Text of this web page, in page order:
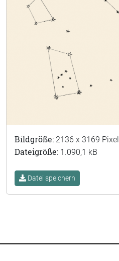
Bildgröße: 2136 x 3169 Pixel
Dateigröße: 1.090,1 kB
Datei speichern